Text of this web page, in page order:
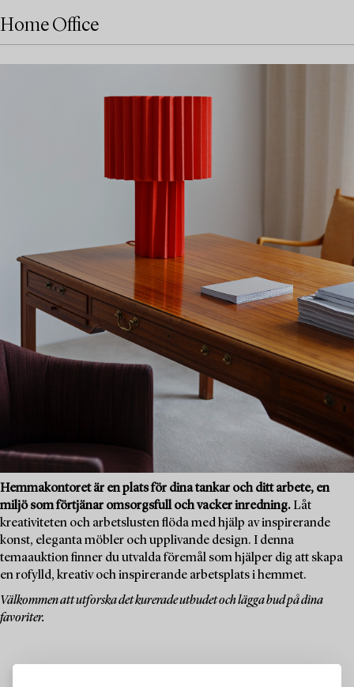
Home Office
Hemmakontoret är en plats för dina tankar och ditt arbete, en
miljö som förtjänar omsorgsfull och vacker inredning. Låt
kreativiteten och arbetslusten flöda med hjälp av inspirerande
konst, eleganta möbler och upplivande design. I denna
temaauktion finner du utvalda föremål som hjälper dig att skapa
en rofylld, kreativ och inspirerande arbetsplats i hemmet.
Välkommen att utforska det kurerade utbudet och lägga bud på dina
favoriter.